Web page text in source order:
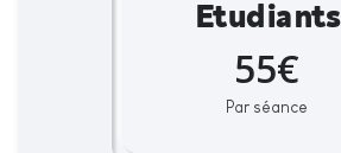
Etudiants
55€
Par séance